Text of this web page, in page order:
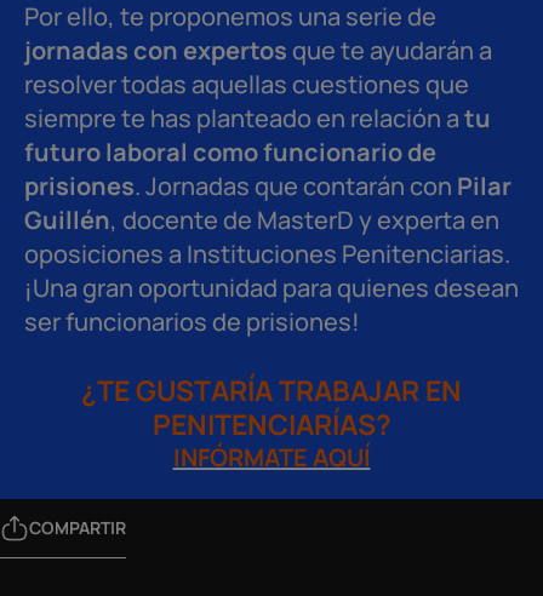
Por ello, te proponemos una serie de
jornadas con expertos que te ayudarán a
resolver todas aquellas cuestiones que
siempre te has planteado en relación atu
futuro laboral como funcionario de
prisiones. Jornadas que contarán con Pilar
Guillén, docente de MasterD y experta en
oposiciones a Instituciones Penitenciarias.
¡Una gran oportunidad para quienes desean
ser funcionarios de prisiones!
¿TE GUSTARÍA TRABAJAR EN
PENITENCIARÍAS?
INFÓRMATE AQUÍ
COMPARTIR